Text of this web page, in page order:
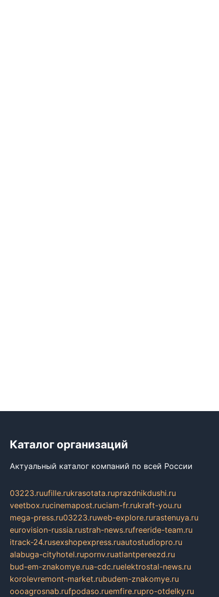
Каталог организаций
Актуальный каталог компаний по всей России
03223.ruufille.rukrasotata.ruprazdnikdushi.ru
veetbox.rucinemapost.ruciam-fr.rukraft-you.ru
mega-press.ru03223.ruweb-explore.rurastenuya.ru
eurovision-russia.rustrah-news.rufreeride-team.ru
itrack-24.rusexshopexpress.ruautostudiopro.ru
alabuga-cityhotel.rupornv.ruatlantpereezd.ru
bud-em-znakomye.rua-cdc.ruelektrostal-news.ru
korolevremont-market.rubudem-znakomye.ru
oooagrosnab.rufpodaso.ruemfire.rupro-otdelky.ru